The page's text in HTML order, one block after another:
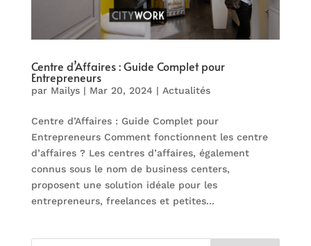
Centre d’Affaires : Guide Complet pour
Entrepreneurs
par Mailys| Mar 20, 2024 | Actualités
Centre d’Affaires : Guide Complet pour
Entrepreneurs Comment fonctionnent les centre
d’affaires ? Les centres d’affaires, également
connus sous le nom de business centers,
proposent une solution idéale pour les
entrepreneurs, freelances et petites...